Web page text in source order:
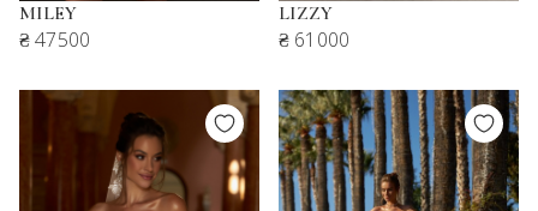
MILEY
₴ 47500
LIZZY
₴ 61000